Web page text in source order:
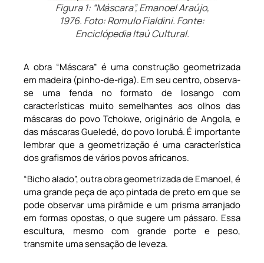
Figura 1: “Máscara”, Emanoel Araújo,
1976. Foto: Romulo Fialdini. Fonte:
Enciclópedia Itaú Cultural.
A obra “Máscara” é uma construção geometrizada
em madeira (pinho-de-riga). Em seu centro, observa-
se uma fenda no formato de losango com
características muito semelhantes aos olhos das
máscaras do povo Tchokwe, originário de Angola, e
das máscaras Gueledé, do povo Iorubá. É importante
lembrar que a geometrização é uma característica
dos grafismos de vários povos africanos.
“Bicho alado”, outra obra geometrizada de Emanoel, é
uma grande peça de aço pintada de preto em que se
pode observar uma pirâmide e um prisma arranjado
em formas opostas, o que sugere um pássaro. Essa
escultura, mesmo com grande porte e peso,
transmite uma sensação de leveza.